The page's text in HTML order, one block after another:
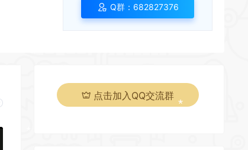
Q群：682827376
点击加入QQ交流群
*